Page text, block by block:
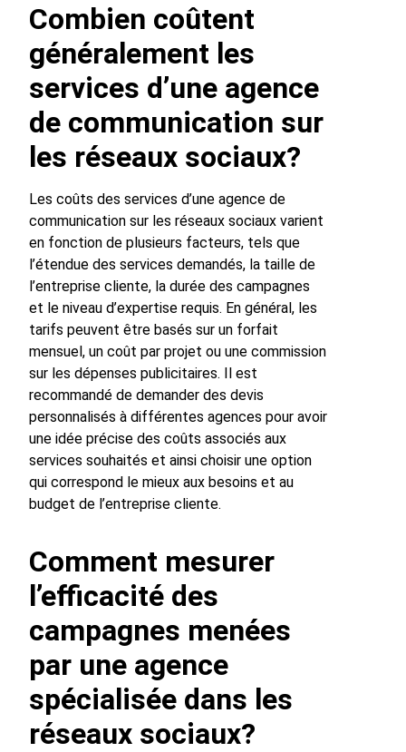
Combien coûtent
généralement les
services d’une agence
de communication sur
les réseaux sociaux?
Les coûts des services d’une agence de
communication sur les réseaux sociaux varient
en fonction de plusieurs facteurs, tels que
l’étendue des services demandés, la taille de
l’entreprise cliente, la durée des campagnes
et le niveau d’expertise requis. En général, les
tarifs peuvent être basés sur un forfait
mensuel, un coût par projet ou une commission
sur les dépenses publicitaires. Il est
recommandé de demander des devis
personnalisés à différentes agences pour avoir
une idée précise des coûts associés aux
services souhaités et ainsi choisir une option
qui correspond le mieux aux besoins et au
budget de l’entreprise cliente.
Comment mesurer
l’efficacité des
campagnes menées
par une agence
spécialisée dans les
réseaux sociaux?